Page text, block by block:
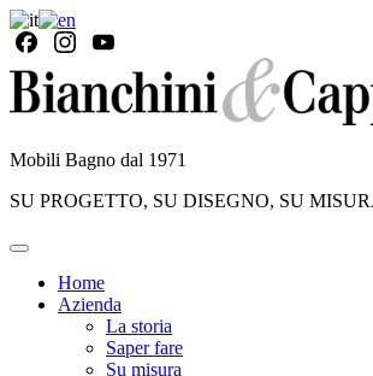
Mobili Bagno dal 1971
SU PROGETTO, SU DISEGNO, SU
Home
Azienda
La storia
Saper fare
Su misura